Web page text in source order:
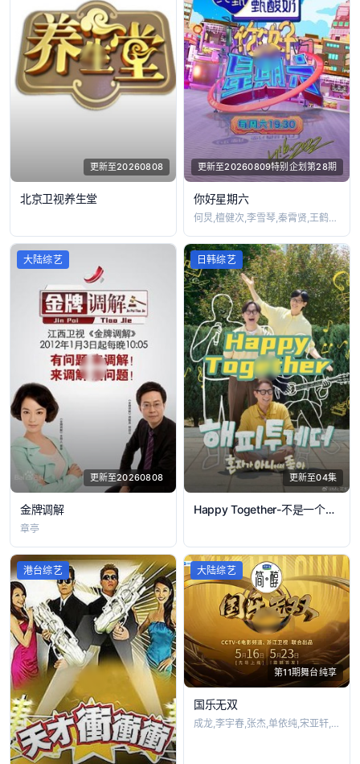
更新至20260808
北京卫视养生堂
更新至20260809特别企划第28期
你好星期六
何炅,檀健次,李雪琴,秦霄贤,王鹤棣,黄
更新至20260808
大陆综艺
金牌调解
章亭
更新至04集
日韩综艺
Happy Together-不是一个人真好
港台综艺
第11期舞台纯享
大陆综艺
国乐无双
成龙,李宇春,张杰,单依纯,宋亚轩,梁咏